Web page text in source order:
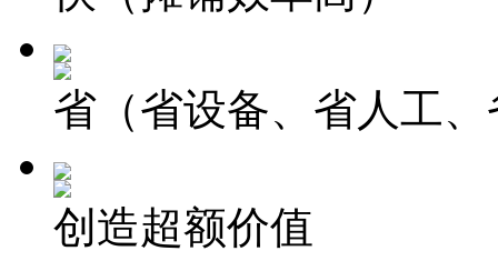
省（省设备、省人工
创造超额价值